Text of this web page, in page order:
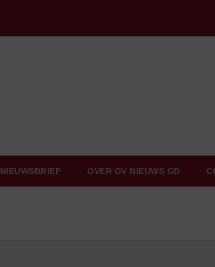
NIEUWSBRIEF OVER OV NIEUWS GD